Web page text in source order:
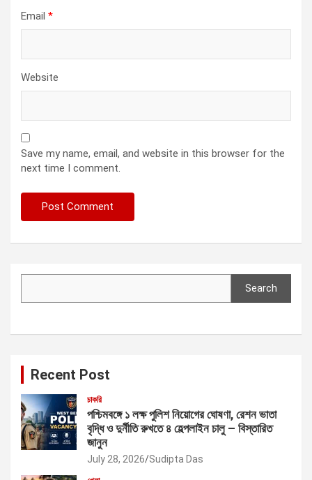
Email *
Website
Save my name, email, and website in this browser for the
next time I comment.
Search
Recent Post
চাকরি
পশ্চিমবঙ্গে ১ লক্ষ পুলিশ নিয়োগের ঘোষণা, রেশন ভাতা
বৃদ্ধি ও দুর্নীতি রুখতে ৪ হেল্পলাইন চালু – বিস্তারিত
জানুন
July 28, 2026 Sudipta Das